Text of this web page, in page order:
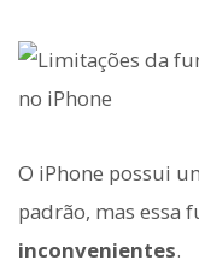
O iPhone possui
padrão, mas essa
inconvenientes.